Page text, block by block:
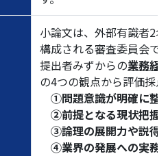
小論文は、外部有識者2
構成される審査委員会で
提出者みずからの業務経
の4つの観点から評価採
①問題意識が明確に整
②前提となる現状把握
③論理の展開力や説得
④業界の発展への実務